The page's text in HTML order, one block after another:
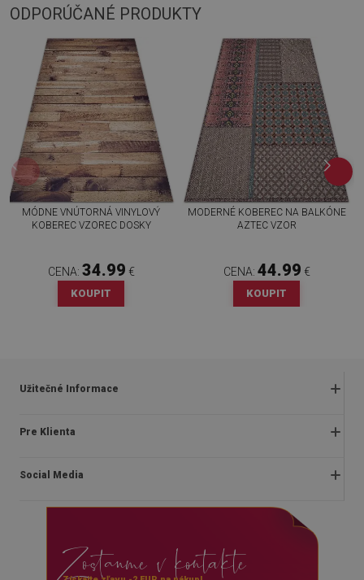
ODPORÚČANÉ PRODUKTY
MÓDNE VNÚTORNÁ VINYLOVÝ
KOBEREC VZOREC DOSKY
CENA: 34.99 €
KOUPIT
MODERNÉ KOBEREC NA BALKÓNE
AZTEC VZOR
CENA: 44.99 €
KOUPIT
Užitečné Informace
Obchodné podmienky
Často kladené otázky
Pre Klienta
O nás
Social Media
instagram
youtube
Zostanme v kontakte